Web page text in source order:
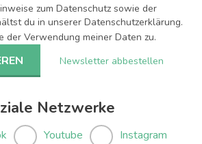
zum Datenschutz sowie der
du in unserer Datenschutzerklärung.
der Verwendung meiner Daten zu.
Newsletter abbestellen
Netzwerke
Youtube Instagram